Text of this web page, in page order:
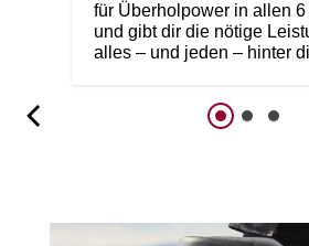
für Überholpower in allen 6
und gibt dir die nötige
alles – und jeden – hinter